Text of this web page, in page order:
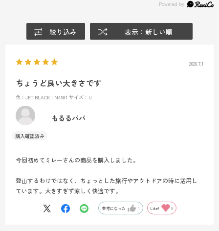
絞り込み 表示：新しい順
2026.7.1
ちょうど良い大きさです
色：JET BLACK | N4581 サイズ：U
もるるパパ
今回初めてミレーさんの商品を購入しました。
登山するわけではなく、ちょっとした旅行やアウトドアの時に活用し
ています。大きすぎず涼しく快適です。
参考になった 1 Like! 0